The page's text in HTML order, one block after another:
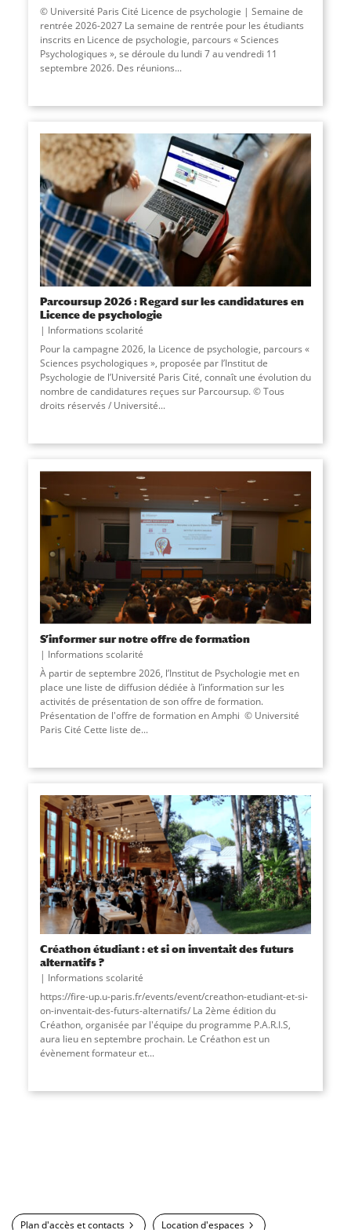
© Université Paris Cité Licence de psychologie | Semaine de
rentrée 2026-2027 La semaine de rentrée pour les étudiants
inscrits en Licence de psychologie, parcours « Sciences
Psychologiques », se déroule du lundi 7 au vendredi 11
septembre 2026. Des réunions...
Parcoursup 2026 : Regard sur les candidatures en
Licence de psychologie
Informations scolarité
Pour la campagne 2026, la Licence de psychologie, parcours «
Sciences psychologiques », proposée par l’Institut de
Psychologie de l’Université Paris Cité, connaît une évolution du
nombre de candidatures reçues sur Parcoursup. © Tous
droits réservés / Université...
S’informer sur notre offre de formation
Informations scolarité
À partir de septembre 2026, l’Institut de Psychologie met en
place une liste de diffusion dédiée à l’information sur les
activités de présentation de son offre de formation.
Présentation de l'offre de formation en Amphi © Université
Paris Cité Cette liste de...
Créathon étudiant : et si on inventait des futurs
alternatifs ?
Informations scolarité
https://fire-up.u-paris.fr/events/event/creathon-etudiant-et-si-
on-inventait-des-futurs-alternatifs/ La 2ème édition du
Créathon, organisée par l'équipe du programme P.A.R.I.S,
aura lieu en septembre prochain. Le Créathon est un
évènement formateur et...
Plan d'accès et contacts Location d'espaces